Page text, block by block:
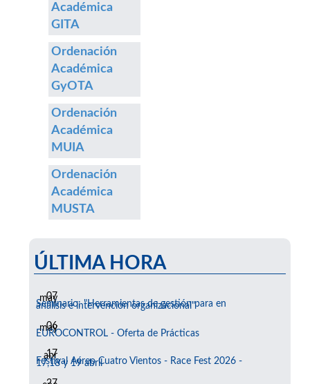
Académica
GITA
Ordenación
Académica
GyOTA
Ordenación
Académica
MUIA
Ordenación
Académica
MUSTA
ÚLTIMA HORA
07
may
Seminario: "Herramientas de gestión para en
análisis e intervención organizacional"
06
may
EUROCONTROL - Oferta de Prácticas
17
abr
Festival Aéreo Cuatro Vientos - Race Fest 2026 -
17,18 y 19 abril